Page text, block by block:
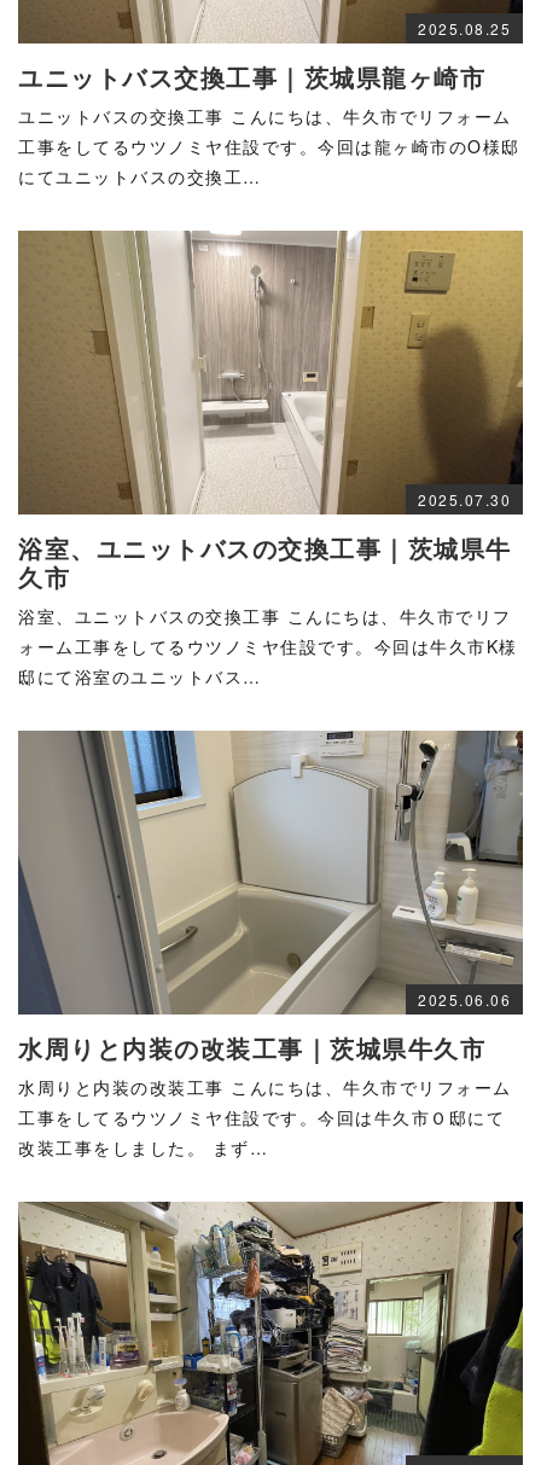
2025.08.25
ユニットバス交換工事｜茨城県龍ヶ崎市
ユニットバスの交換工事 こんにちは、牛久市でリフォーム
工事をしてるウツノミヤ住設です。今回は龍ヶ崎市のO様邸
にてユニットバスの交換工…
2025.07.30
浴室、ユニットバスの交換工事｜茨城県牛
久市
浴室、ユニットバスの交換工事 こんにちは、牛久市でリフ
ォーム工事をしてるウツノミヤ住設です。今回は牛久市K様
邸にて浴室のユニットバス…
2025.06.06
水周りと内装の改装工事｜茨城県牛久市
水周りと内装の改装工事 こんにちは、牛久市でリフォーム
工事をしてるウツノミヤ住設です。今回は牛久市Ｏ邸にて
改装工事をしました。 まず…